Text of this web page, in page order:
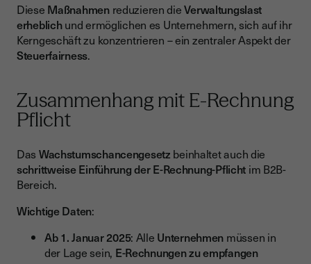
Diese Maßnahmenreduzieren dieVerwaltungslast
erheblichund ermöglichen es Unternehmern, sich auf ihr
Kerngeschäft zu konzentrieren – ein zentraler Aspekt der
Steuerfairness.
Zusammenhang mit E-Rechnung
Pflicht
Das Wachstumschancengesetz beinhaltet auch die
schrittweise Einführung der E-Rechnung-Pflicht im B2B-
Bereich.
Wichtige Daten:
Ab 1. Januar 2025: Alle Unternehmen müssen in
der Lage sein, E-Rechnungen zu empfangen